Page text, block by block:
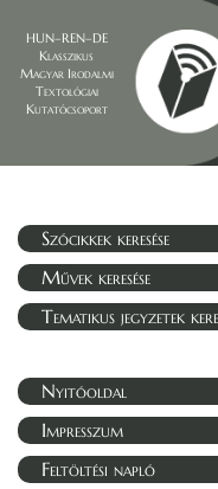
HUN–REN–DE
Klasszikus
Magyar Irodalmi
Textológiai
Kutatócsoport
Szócikkek keresése
Művek keresése
Tematikus jegyzetek
Nyitóoldal
Impresszum
Feltöltési napló